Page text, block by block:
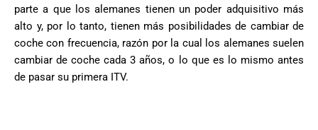
parte a que los alemanes tienen un poder adquisitivo más
alto y, por lo tanto, tienen más posibilidades de cambiar de
coche con frecuencia, razón por la cual los alemanes suelen
cambiar de coche cada 3 años, o lo que es lo mismo antes
de pasar su primera ITV.